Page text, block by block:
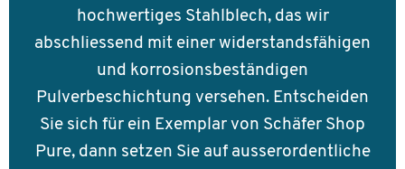
hochwertiges Stahlblech, das wir
abschliessend mit einer widerstandsfähigen
und korrosionsbeständigen
Pulverbeschichtung versehen. Entscheiden
Sie sich für ein Exemplar von Schäfer Shop
Pure, dann setzen Sie auf ausserordentliche